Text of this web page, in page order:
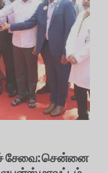
சேவை: சென்னை